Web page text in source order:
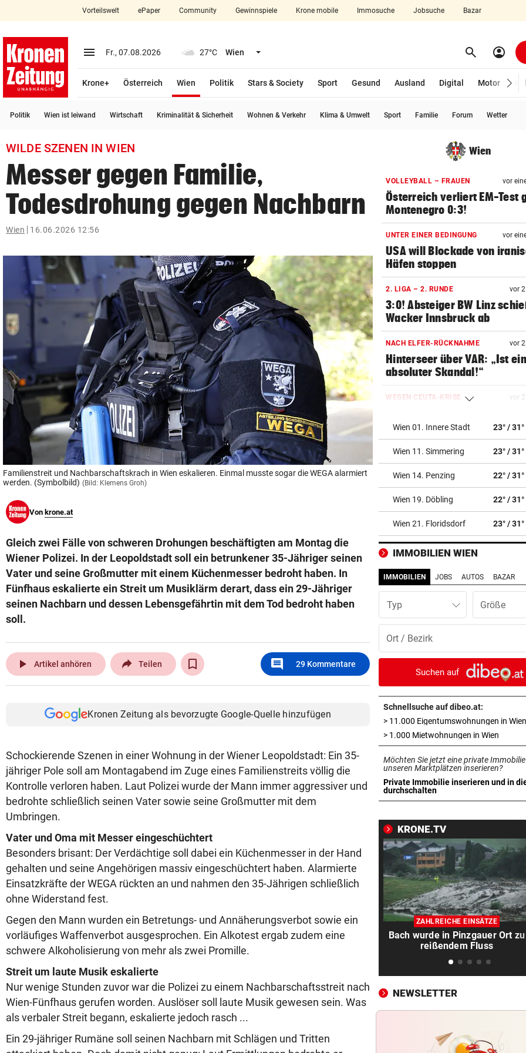
closeSchließen
account_circle Anmelden
arrow_right
bookmark
search
Suchbegriff
eingeben
© Krone Multimedia GmbH & Co KG 2026
Muthgasse 2, 1190 Wien
Vorteilswelt ePaper Community Gewinnspiele Krone mobile Immosuche Jobsuche Bazar
menu Menü aufklappen
Fr., 07.08.2026 27°C Wien Menü aufklappen search Suchen
account_circle
Krone+ Österreich Wien
Politik
Stars & Society Sport Gesund Ausland Digital Motor
Politik Wien ist leiwand Wirtschaft Kriminalität & Sicherheit Wohnen & Verkehr Klima & Umwelt Sport Familie Forum Wetter
WILDE SZENEN IN WIEN
Messer gegen Familie,
Todesdrohung gegen Nachbarn
Wien 16.06.2026 12:56
Familienstreit und Nachbarschaftskrach in Wien eskalieren. Einmal musste sogar die WEGA alarmiert
werden. (Symbolbild) (Bild: Klemens Groh)
Von krone.at
Gleich zwei Fälle von schweren Drohungen beschäftigten am Montag die
Wiener Polizei. In der Leopoldstadt soll ein betrunkener 35-Jähriger seinen
Vater und seine Großmutter mit einem Küchenmesser bedroht haben. In
Fünfhaus eskalierte ein Streit um Musiklärm derart, dass ein 29-Jähriger
seinen Nachbarn und dessen Lebensgefährtin mit dem Tod bedroht haben
soll.
play_arrow Artikel anhören Teilen comment 29 Kommentare
Kronen Zeitung als bevorzugte Google-Quelle hinzufügen
Schockierende Szenen in einer Wohnung in der Wiener Leopoldstadt: Ein 35-
jähriger Pole soll am Montagabend im Zuge eines Familienstreits völlig die
Kontrolle verloren haben. Laut Polizei wurde der Mann immer aggressiver und
bedrohte schließlich seinen Vater sowie seine Großmutter mit dem
Umbringen.
Vater und Oma mit Messer eingeschüchtert
Besonders brisant: Der Verdächtige soll dabei ein Küchenmesser in der Hand
gehalten und seine Angehörigen massiv eingeschüchtert haben. Alarmierte
Einsatzkräfte der WEGA rückten an und nahmen den 35-Jährigen schließlich
ohne Widerstand fest.
Gegen den Mann wurden ein Betretungs- und Annäherungsverbot sowie ein
vorläufiges Waffenverbot ausgesprochen. Ein Alkotest ergab zudem eine
schwere Alkoholisierung von mehr als zwei Promille.
Streit um laute Musik eskalierte
Nur wenige Stunden zuvor war die Polizei zu einem Nachbarschaftsstreit nach
Wien-Fünfhaus gerufen worden. Auslöser soll laute Musik gewesen sein. Was
als verbaler Streit begann, eskalierte jedoch rasch ...
Ein 29-jähriger Rumäne soll seinen Nachbarn mit Schlägen und Tritten
Wien
VOLLEYBALL – FRAUEN vor
Österreich verliert EM-Test
Montenegro 0:3!
UNTER EINER BEDINGUNG vor
USA will Blockade von
Häfen stoppen
2. LIGA – 2. RUNDE vor
3:0! Absteiger BW Linz
Wacker Innsbruck ab
NACH ELFER-RÜCKNAHME vor
Hinterseer über VAR: „Ist ein
absoluter Skandal!“
WEGEN CEUTA-KRISE vor
Grenzkontrollen für Italien
SONNTAG NOCH IM KASTEN vor 2
Klubs aus Holland und
locken WAC-Goalie
BEI BARESI-ABSCHIED vor
Brasilien-Legende schockt
mit Mallet-Finger
KIND UND PARTNER TOT
Traktor-Unglück: Mutter (36)
meldet sich zu Wort
hat keinen Plan
LÄNDLE-KICKER SIEGEN vor 3
3:1 nach 0:1! Altach dreht
gegen WSG Tirol
KRITIK AUS POLITIK vor 3
Theater stellt Planschbecken
300.000 Euro auf
Luxus am Meer! Sabalenka
gewährt private Einblicke
„IHR SEID DER HAMMER!“
Feuerwehr befreite Kalb aus
misslicher Lage
FUSSBALL-FANS FEIERN vor 3
Hochgefühle dank
eines Kult-Sponsors
LIEFERING VERLIERT vor
Rückkehr nach Grödig
2. LIGA – 2. RUNDE
Fehlstart komplett! Nächste
WANDERER AUSGEFLOGEN
Wien 01. Innere Stadt 23° / 31°
Wien 11. Simmering 23° / 31°
Wien 14. Penzing 22° / 31°
Wien 19. Döbling 22° / 31°
Wien 21. Floridsdorf 23° / 31°
IMMOBILIEN WIEN
IMMOBILIEN JOBS AUTOS BAZAR
Typ
Suchen auf
Schnellsuche auf dibeo.at:
> 11.000 Eigentumswohnungen in Wien
> 1.000 Mietwohnungen in Wien
Möchten Sie jetzt eine private
unseren Marktplätzen inserieren?
Private Immobilie inserieren und in
durchschalten
in neuem Tab öffnen
KRONE.TV
ZAHLREICHE EINSÄTZE
Bach wurde in Pinzgauer Ort zu
reißendem Fluss
NEWSLETTER